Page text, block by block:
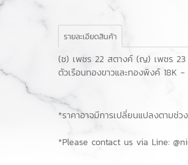
รายละเอียดสินค้า
(ช) เพชร 22 สตางค์ (ญ) เพชร
ตัวเรือนทองขาวและทองพิงค์
*ราคาอาจมีการเปลี่ยนแปลงตามช่
*Please contact us via Line: